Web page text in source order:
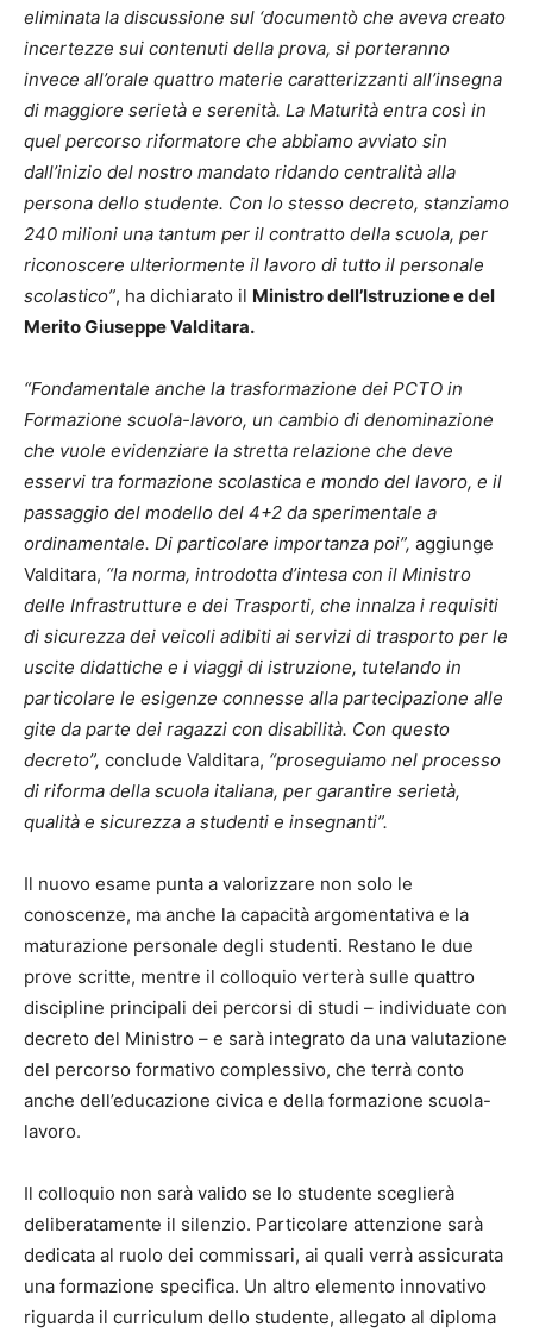
eliminata la discussione sul ‘documentò che aveva creato
incertezze sui contenuti della prova, si porteranno
invece all’orale quattro materie caratterizzanti all’insegna
di maggiore serietà e serenità. La Maturità entra così in
quel percorso riformatore che abbiamo avviato sin
dall’inizio del nostro mandato ridando centralità alla
persona dello studente. Con lo stesso decreto, stanziamo
240 milioni una tantum per il contratto della scuola, per
riconoscere ulteriormente il lavoro di tutto il personale
scolastico”, ha dichiarato il Ministro dell’Istruzione e del
Merito Giuseppe Valditara.
“Fondamentale anche la trasformazione dei PCTO in
Formazione scuola-lavoro, un cambio di denominazione
che vuole evidenziare la stretta relazione che deve
esservi tra formazione scolastica e mondo del lavoro, e il
passaggio del modello del 4+2 da sperimentale a
ordinamentale. Di particolare importanza poi”, aggiunge
Valditara, “la norma, introdotta d’intesa con il Ministro
delle Infrastrutture e dei Trasporti, che innalza i requisiti
di sicurezza dei veicoli adibiti ai servizi di trasporto per le
uscite didattiche e i viaggi di istruzione, tutelando in
particolare le esigenze connesse alla partecipazione alle
gite da parte dei ragazzi con disabilità. Con questo
decreto”, conclude Valditara, “proseguiamo nel processo
di riforma della scuola italiana, per garantire serietà,
qualità e sicurezza a studenti e insegnanti”.
Il nuovo esame punta a valorizzare non solo le
conoscenze, ma anche la capacità argomentativa e la
maturazione personale degli studenti. Restano le due
prove scritte, mentre il colloquio verterà sulle quattro
discipline principali dei percorsi di studi – individuate con
decreto del Ministro – e sarà integrato da una valutazione
del percorso formativo complessivo, che terrà conto
anche dell’educazione civica e della formazione scuola-
lavoro.
Il colloquio non sarà valido se lo studente sceglierà
deliberatamente il silenzio. Particolare attenzione sarà
dedicata al ruolo dei commissari, ai quali verrà assicurata
una formazione specifica. Un altro elemento innovativo
riguarda il curriculum dello studente, allegato al diploma